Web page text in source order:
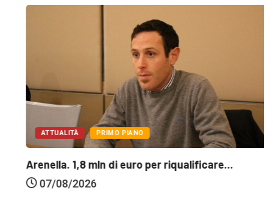
ATTUALITÀ PRIMO PIANO
Arenella. 1,8 mln di euro per riqualificare...
07/08/2026